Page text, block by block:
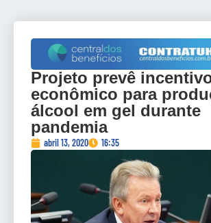
Projeto prevê
econômico para
álcool em gel durante
pandemia
abril 13, 2020 16:35